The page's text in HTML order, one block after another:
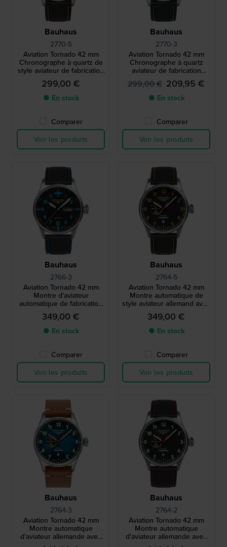
Bauhaus
2770-5
Aviation Tornado 42 mm
Chronographe à quartz de
style aviateur de fabrication
allemande avec date
299,00 €
● En stock
Comparer
Voir les produits
Bauhaus
2770-3
Aviation Tornado 42 mm
Chronographe à quartz
aviateur de fabrication
allemande avec date
299,00 € 209,95 €
● En stock
Comparer
Voir les produits
Bauhaus
2766-3
Aviation Tornado 42 mm
Montre d'aviateur
automatique de fabrication
allemande avec date du
jour
349,00 €
● En stock
Comparer
Voir les produits
Bauhaus
2764-5
Aviation Tornado 42 mm
Montre automatique de
style aviateur allemand avec
date et cadran 24h
349,00 €
● En stock
Comparer
Voir les produits
Bauhaus
2764-3
Aviation Tornado 42 mm
Montre automatique
d'aviateur allemande avec
date et cadran 24h
Bauhaus
2764-2
Aviation Tornado 42 mm
Montre automatique
d'aviateur allemande avec
date et cadran 24h